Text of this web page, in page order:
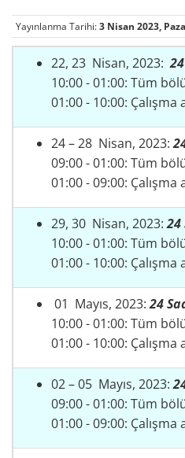
Yayınlanma Tarihi:3 Nisan 2023,
22, 23 Nisan, 2023:
10:00 - 01:00: Tüm
01:00 - 10:00:
24 – 28 Nisan, 2023:
09:00 - 01:00: Tüm
01:00 - 09:00:
29, 30 Nisan, 2023:24
10:00 - 01:00: Tüm
01:00 - 10:00:
01 Mayıs, 2023:24
10:00 - 01:00: Tüm
01:00 - 10:00:
02 – 05 Mayıs, 2023:
09:00 - 01:00: Tüm
01:00 - 09:00: